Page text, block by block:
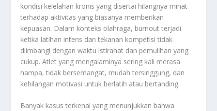
kondisi kelelahan kronis yang disertai hilangnya minat
terhadap aktivitas yang biasanya memberikan
kepuasan. Dalam konteks olahraga, burnout terjadi
ketika latihan intens dan tekanan kompetisi tidak
diimbangi dengan waktu istirahat dan pemulihan yang
cukup. Atlet yang mengalaminya sering kali merasa
hampa, tidak bersemangat, mudah tersinggung, dan
kehilangan motivasi untuk berlatih atau bertanding.
Banyak kasus terkenal yang menunjukkan bahwa